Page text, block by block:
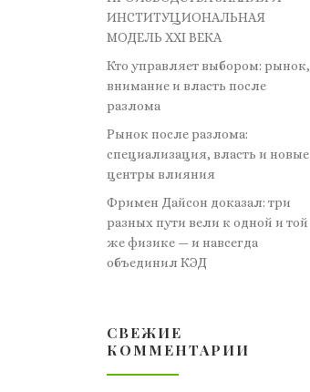
ИНСТИТУЦИОНАЛЬНАЯ
МОДЕЛЬ XXI ВЕКА
Кто управляет выбором: рынок,
внимание и власть после
разлома
Рынок после разлома:
специализация, власть и новые
центры влияния
Фримен Дайсон доказал: три
разных пути вели к одной и той
же физике — и навсегда
объединил КЭД
СВЕЖИЕ
КОММЕНТАРИИ